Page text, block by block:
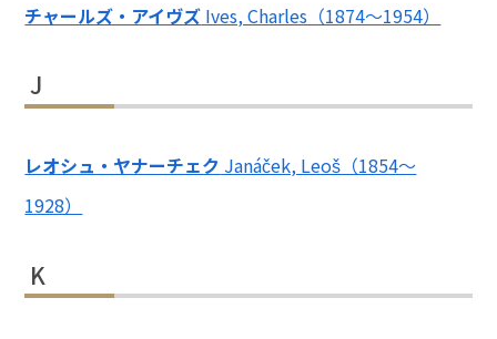
チャールズ・アイヴズ Ives, Charles（1874～1954）
J
レオシュ・ヤナーチェク Janáček, Leoš（1854～
1928）
K